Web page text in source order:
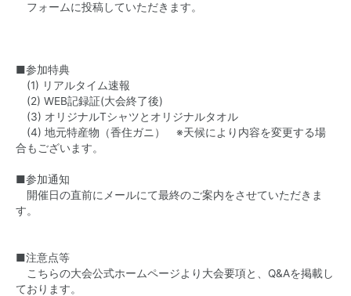
フォームに投稿していただきます。
■参加特典
(1) リアルタイム速報
(2) WEB記録証(大会終了後)
(3) オリジナルTシャツとオリジナルタオル
(4) 地元特産物（香住ガニ） ※天候により内容を変更する場
合もございます。
■参加通知
開催日の直前にメールにて最終のご案内をさせていただきま
す。
■注意点等
こちらの大会公式ホームページより大会要項と、Q&Aを掲載し
ております。